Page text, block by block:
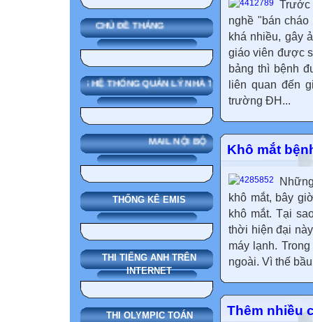
CHỦ ĐỀ THÁNG
SMAS HỆ THỐNG QUẢN LÝ NHÀ TRƯỜNG
MAIL NỘI BỘ
THỐNG KÊ EMIS
THI TIẾNG ANH TRÊN
INTERNET
THI OLYMPIC TOÁN
Trước
nghề "bán
khá nhiều, gây
giáo viên được
bảng thì bệnh
liên quan đến
trường ĐH...
Khô mắt
khô mắt, bây
khô mắt. Tại
thời hiện đại
máy lạnh.
ngoài. Vì thế
Thêm nhiều